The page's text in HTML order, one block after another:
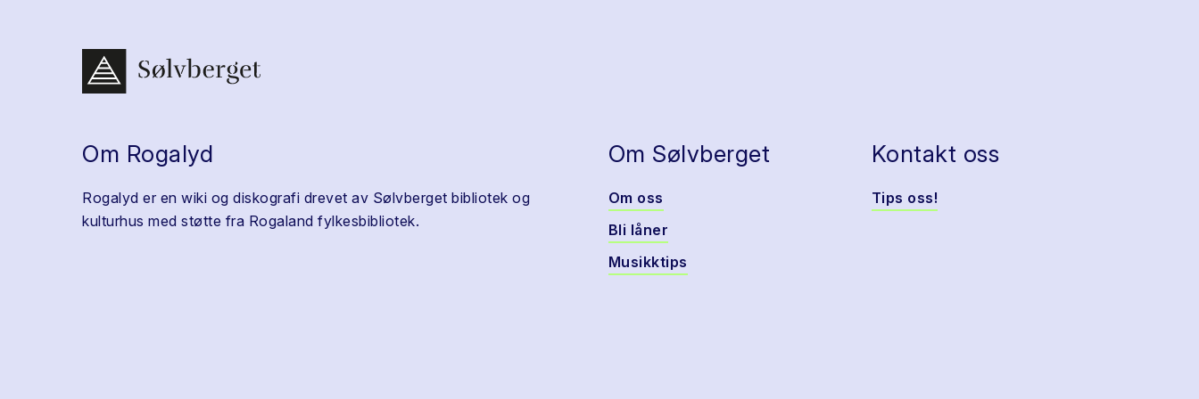
Om Rogalyd
Rogalyd er en wiki og diskografi drevet av Sølvberget bibliotek og
kulturhus med støtte fra Rogaland fylkesbibliotek.
Om Sølvberget
Om oss
Bli låner
Musikktips
Kontakt oss
Tips oss!